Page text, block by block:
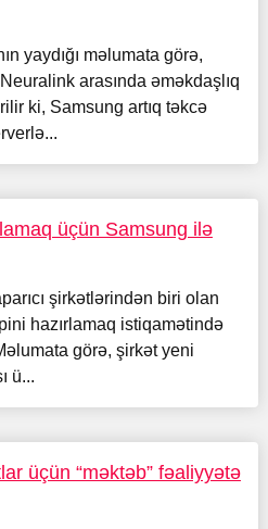
yaydığı məlumata görə,
arasında əməkdaşlıq
ki, Samsung artıq təkcə
üçün Samsung ilə
şirkətlərindən biri olan
hazırlamaq istiqamətində
görə, şirkət yeni
ü...
üçün “məktəb” fəaliyyətə